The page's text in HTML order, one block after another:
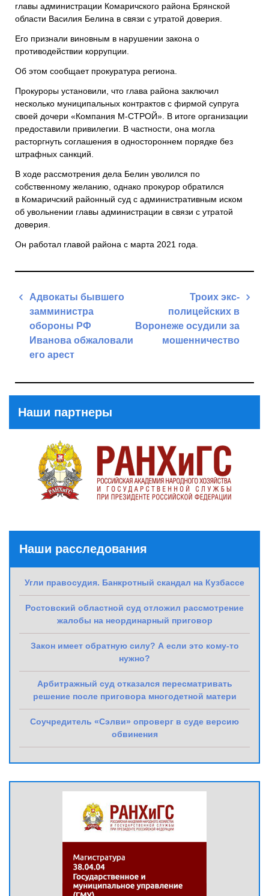
главы администрации Комаричского района Брянской
области Василия Белина в связи с утратой доверия.
Его признали виновным в нарушении закона о
противодействии коррупции.
Об этом сообщает прокуратура региона.
Прокуроры установили, что глава района заключил
несколько муниципальных контрактов с фирмой супруга
своей дочери «Компания М-СТРОЙ» . В итоге организации
предоставили привилегии. В частности, она могла
расторгнуть соглашения в одностороннем порядке без
штрафных санкций.
В ходе рассмотрения дела Белин уволился по
собственному желанию, однако прокурор обратился
в Комаричский районный суд с административным иском
об увольнении главы администрации в связи с утратой
доверия.
Он работал главой района с марта 2021 года.
Навигация
записям
Адвокаты бывшего
замминистра
обороны РФ
Иванова обжаловали
его арест
Троих экс-
полицейских в
Воронеже осудили за
мошенничество
Наши партнеры
Наши расследования
Угли правосудия. Банкротный скандал на Кузбассе
Ростовский областной суд отложил рассмотрение
жалобы на неординарный приговор
Закон имеет обратную силу? А если это кому-то
нужно?
Арбитражный суд отказался пересматривать
решение после приговора многодетной матери
Соучредитель «Сэлви» опроверг в суде версию
обвинения